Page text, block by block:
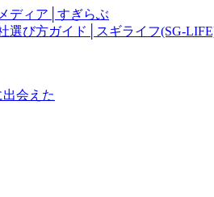
ディア│すぎらぶ
出会えた